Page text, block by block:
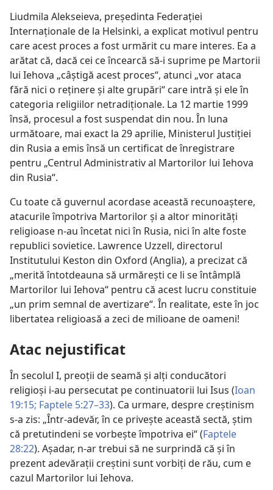
Liudmila Alekseieva, preşedinta Federaţiei
Internaţionale de la Helsinki, a explicat motivul pentru
care acest proces a fost urmărit cu mare interes. Ea a
arătat că, dacă cei ce încearcă să-i suprime pe Martorii
lui Iehova „câştigă acest proces“, atunci „vor ataca
fără nici o reţinere şi alte grupări“ care intră şi ele în
categoria religiilor netradiţionale. La 12 martie 1999
însă, procesul a fost suspendat din nou. În luna
următoare, mai exact la 29 aprilie, Ministerul Justiţiei
din Rusia a emis însă un certificat de înregistrare
pentru „Centrul Administrativ al Martorilor lui Iehova
din Rusia“.
Cu toate că guvernul acordase această recunoaştere,
atacurile împotriva Martorilor şi a altor minorităţi
religioase n-au încetat nici în Rusia, nici în alte foste
republici sovietice. Lawrence Uzzell, directorul
Institutului Keston din Oxford (Anglia), a precizat că
„merită întotdeauna să urmăreşti ce li se întâmplă
Martorilor lui Iehova“ pentru că acest lucru constituie
„un prim semnal de avertizare“. În realitate, este în joc
libertatea religioasă a zeci de milioane de oameni!
Atac nejustificat
În secolul I, preoţii de seamă şi alţi conducători
religioşi i-au persecutat pe continuatorii lui Isus (Ioan
19:15; Faptele 5:27–33). Ca urmare, despre creştinism
s-a zis: „Într-adevăr, în ce priveşte această sectă, ştim
că pretutindeni se vorbeşte împotriva ei“ (Faptele
28:22). Aşadar, n-ar trebui să ne surprindă că şi în
prezent adevăraţii creştini sunt vorbiţi de rău, cum e
cazul Martorilor lui Iehova.